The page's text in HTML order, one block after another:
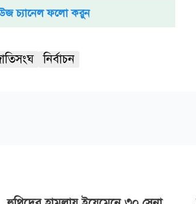
চ্যানেল ফলো করুন
নির্বাচন